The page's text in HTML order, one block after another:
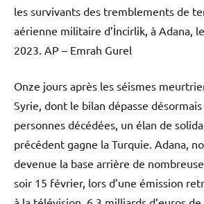
les survivants des tremblements de
aérienne militaire d’İncirlik, à Adana,
2023. AP – Emrah Gurel
Onze jours après les séismes
Syrie, dont le bilan dépasse
personnes décédées, un élan de
précédent gagne la Turquie. Adana,
devenue la base arrière de
soir 15 février, lors d’une émission